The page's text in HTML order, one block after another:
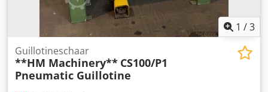
1 /3
Guillotineschaar
**HM Machinery** CS100/P1
Pneumatic Guillotine